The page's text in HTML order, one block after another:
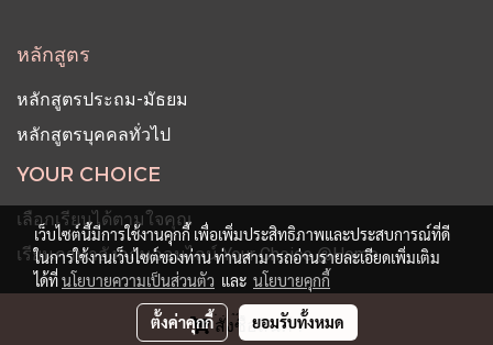
สั่งซื้อสินค้า
หลักสูตร
หลักสูตรประถม-มัธยม
หลักสูตรบุคคลทั่วไป
YOUR CHOICE
เลือกเรียนได้ตามใจคุณ
เรียนภาษาอังกฤษออนไลน์ Your Choice @Home
© Copyright 2019 All Rights Reserved
เว็บไซต์นี้มีการใช้งานคุกกี้ เพื่อเพิ่มประสิทธิภาพและประสบการณ์ที่ดี
ในการใช้งานเว็บไซต์ของท่าน ท่านสามารถอ่านรายละเอียดเพิ่มเติม
ได้ที่นโยบายความเป็นส่วนตัว และ นโยบายคุกกี้
ตั้งค่าคุกกี้ ยอมรับทั้งหมด